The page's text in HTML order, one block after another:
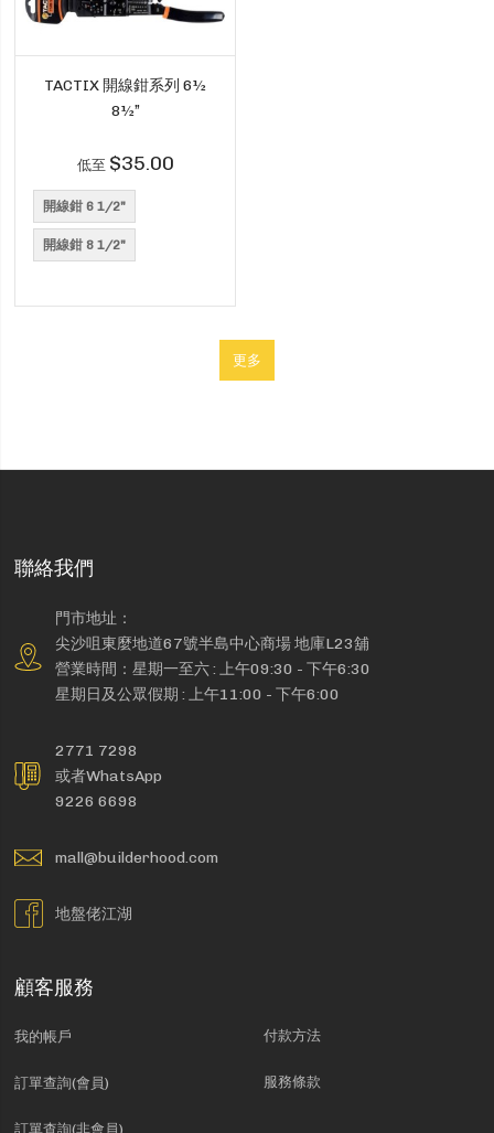
TACTIX 開線鉗系列 6½
8½”
低至 $35.00
開線鉗 6 1/2"
開線鉗 8 1/2"
聯絡我們
門市地址：
尖沙咀東麼地道67號半島中心商場 地庫L23舖
營業時間：星期一至六 : 上午09:30 - 下午6:30
星期日及公眾假期 : 上午11:00 - 下午6:00
2771 7298
或者WhatsApp
9226 6698
mall@builderhood.com
地盤佬江湖
顧客服務
我的帳戶
訂單查詢(會員)
訂單查詢(非會員)
付款方法
服務條款